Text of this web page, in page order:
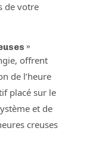
de votre
»
offrent
de l’heure
placé sur le
et de
creuses